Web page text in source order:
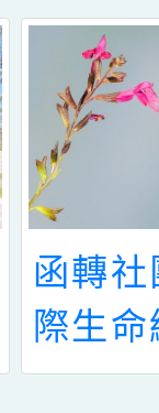
函轉
際生
會辦